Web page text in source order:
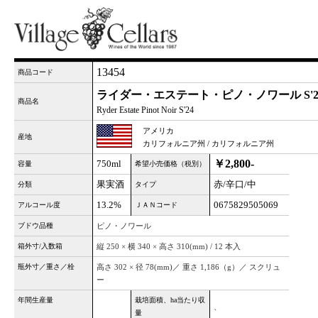
商品コード 13454
商品名
ライダー・エステート・ピノ・ノワール
Ryder Estate Pinot Noir S'24
産地
アメリカ
カリフォルニア州 / カリフォルニア州
容量 750ml 希望小売価格（税別） ￥2,800-
分類 果実酒 タイプ 赤/辛口/中
アルコール度 13.2% ＪＡＮコード 0675829505069
ブドウ品種 ピノ・ノワール
箱外寸/入数箱 縦 250 × 横 340 × 高さ 310(mm) / 12 本入
瓶外寸／重さ／栓
高さ 302 × 径 78(mm)／ 重さ 1,186（g）／ スクリュ
ー
年間生産量
栽培面積、ha当たり収
量